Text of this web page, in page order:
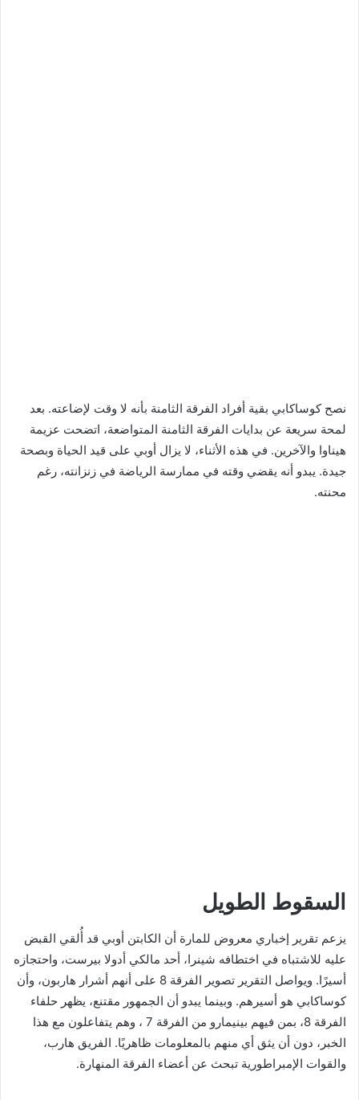
نصح كوساكابي بقية أفراد الفرقة الثامنة بأنه لا وقت لإضاعته. بعد
لمحة سريعة عن بدايات الفرقة الثامنة المتواضعة، اتضحت عزيمة
هيناوا والآخرين. في هذه الأثناء، لا يزال أوبي على قيد الحياة وبصحة
جيدة. يبدو أنه يقضي وقته في ممارسة الرياضة في زنزانته، رغم
محنته.
السقوط الطويل
يزعم تقرير إخباري معروض للمارة أن الكابتن أوبي قد أُلقي القبض
عليه للاشتباه في اختطافه شينرا، أحد مالكي أدولا بيرست، واحتجازه
أسيرًا. ويواصل التقرير تصوير الفرقة 8 على أنهم أشرار هاربون، وأن
كوساكابي هو أسيرهم. وبينما يبدو أن الجمهور مقتنع، يظهر حلفاء
الفرقة 8، بمن فيهم بينيمارو من الفرقة 7 ، وهم يتفاعلون مع هذا
الخبر، دون أن يثق أي منهم بالمعلومات ظاهريًا. الفريق هارب،
والقوات الإمبراطورية تبحث عن أعضاء الفرقة المنهارة.